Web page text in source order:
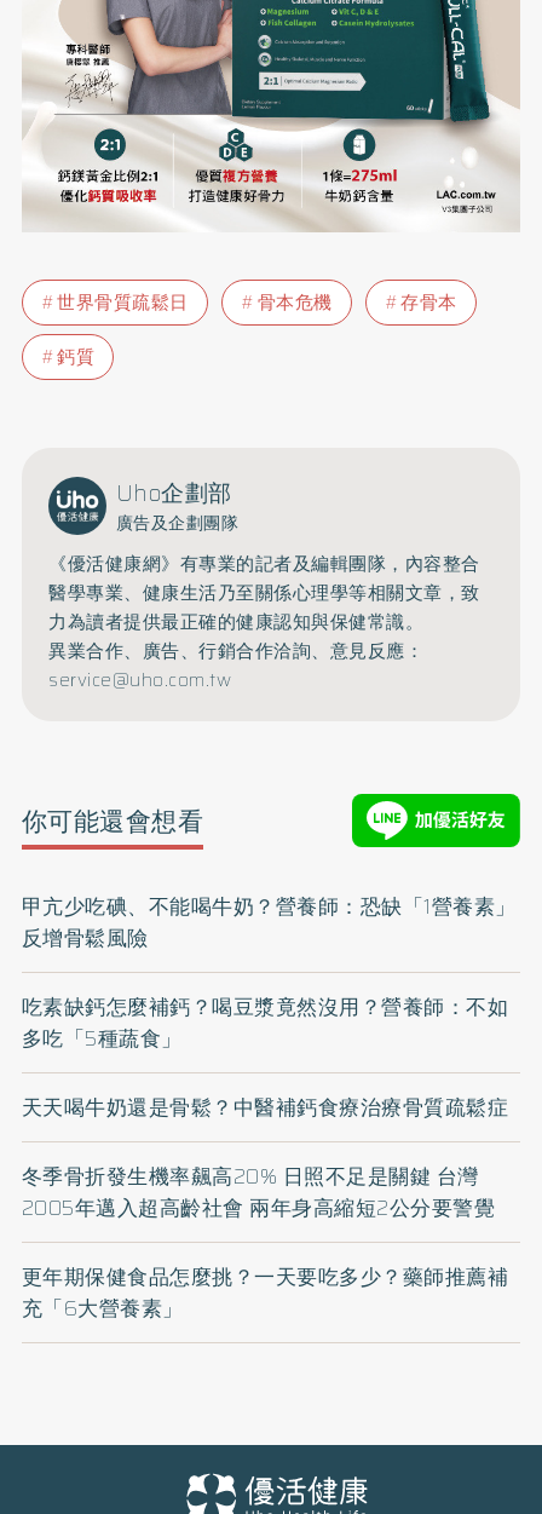
世界骨質疏鬆日 骨本危機
存骨本
鈣質
Uho企劃部
廣告及企劃團隊
《優活健康網》有專業的記者及編輯團隊，內容整合
醫學專業、健康生活乃至關係心理學等相關文章，致
力為讀者提供最正確的健康認知與保健常識。
異業合作、廣告、行銷合作洽詢、意見反應：
service@uho.com.tw
你可能還會想看
甲亢少吃碘、不能喝牛奶？營養師：恐缺「1營養素」
反增骨鬆風險
吃素缺鈣怎麼補鈣？喝豆漿竟然沒用？營養師：不如
多吃「5種蔬食」
天天喝牛奶還是骨鬆？中醫補鈣食療治療骨質疏鬆症
冬季骨折發生機率飆高20% 日照不足是關鍵 台灣
2005年邁入超高齡社會 兩年身高縮短2公分要警覺
更年期保健食品怎麼挑？一天要吃多少？藥師推薦補
充「6大營養素」